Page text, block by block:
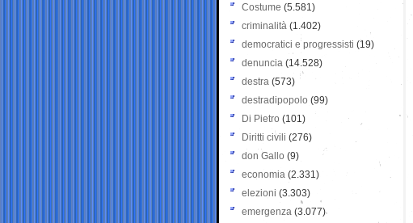
Costume (5.581)
criminalità (1.402)
democratici e progressisti (19)
denuncia (14.528)
destra (573)
destradipopolo (99)
Di Pietro (101)
Diritti civili (276)
don Gallo (9)
economia (2.331)
elezioni (3.303)
emergenza (3.077)